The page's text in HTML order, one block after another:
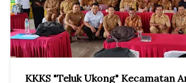
KKKS "Teluk Ukong" Kecamatan Ambalau Gelar